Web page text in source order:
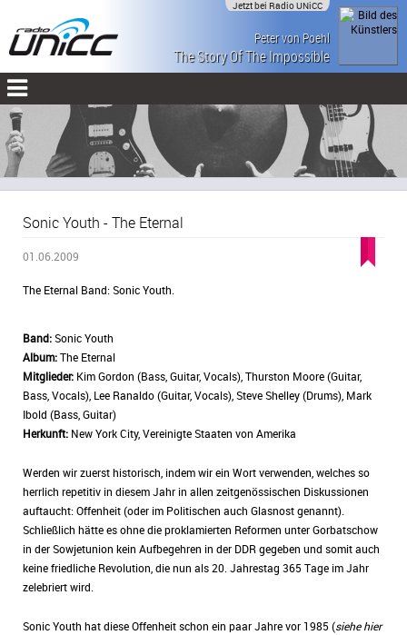
Jetzt bei Radio UNiCC
Peter von Poehl
The Story Of The Impossible
Sonic Youth - The Eternal
01.06.2009
The Eternal Band: Sonic Youth.
Band:Sonic Youth
Album:The Eternal
Mitglieder: Kim Gordon (Bass, Guitar, Vocals), Thurston Moore (Guitar,
Bass, Vocals), Lee Ranaldo (Guitar, Vocals), Steve Shelley (Drums), Mark
Ibold (Bass, Guitar)
Herkunft: New York City, Vereinigte Staaten von Amerika
Werden wir zuerst historisch, indem wir ein Wort verwenden, welches so
herrlich repetitiv in diesem Jahr in allen zeitgenössischen Diskussionen
auftaucht: Offenheit (oder im Politischen auch Glasnost genannt).
Schließlich hätte es ohne die proklamierten Reformen unter Gorbatschow
in der Sowjetunion kein Aufbegehren in der DDR gegeben und somit auch
keine friedliche Revolution, die nun als 20. Jahrestag 365 Tage im Jahr
zelebriert wird.
Sonic Youth hat diese Offenheit schon ein paar Jahre vor 1985 (siehe hier